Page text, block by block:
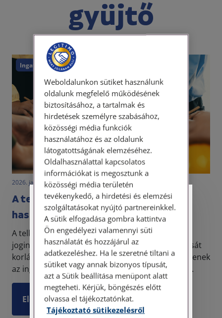
gyüjtő
Ingatlan
2026. január 19. • dr. Szabó Krisztián
A telki szolgalom és a közérdekű
használat
A telki szolgalom és a közérdekű használat olyan
jogintézmények, amelyek a tulajdonjog gyakorlását
korlátozhatják, mégis sok esetben elengedhetetlenek
az ingatlanok rendeltetésszerű használatához. ...
Elolvasom
Személyes ügyfélfogadás
Tisztelt Ügyfeleink!
Személyes ügyfélszolgálatunk telefonon
történő előzetes időpontegyeztetés után,
szerdai napokon érhető el.
Címünk: 1087 Budapest, Hungária körút
30/A. 8. emelet. Pontos megközelítési
útmutatónk a Kapcsolat – Elérhetőségeink
menüpont alatt érhető el.
Weboldalunkon sütiket használunk
oldalunk megfelelő működésének
biztosításához, a tartalmak és
hirdetések személyre szabásához,
közösségi média funkciók
használatához és az oldalunk
látogatottságának elemzéséhez.
Oldalhasználattal kapcsolatos
információkat is megosztunk a
közösségi média területén
tevékenykedő, a hirdetési és elemzési
szolgáltatásokat nyújtó partnereinkkel.
A sütik elfogadása gombra kattintva
Ön engedélyezi valamennyi süti
használatát és hozzájárul az
adatkezeléshez. Ha le szeretné tiltani a
sütiket vagy annak bizonyos típusát,
azt a Sütik beállítása menüpont alatt
megteheti. Kérjük, böngészés előtt
olvassa el tájékoztatónkat.
Tájékoztató sütikezelésről